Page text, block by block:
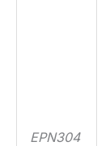
EPN304